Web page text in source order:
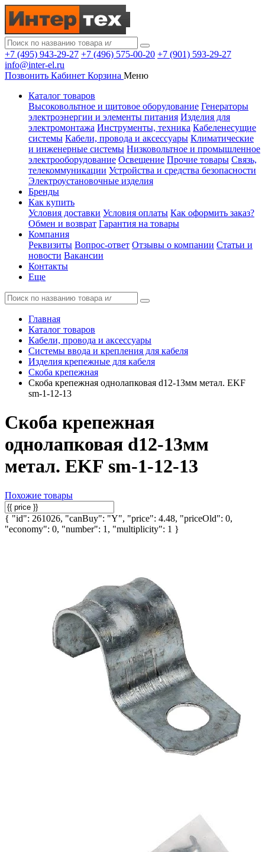
+7 (495) 943-29-27 +7 (496) 575-00-20 +7 (901) 593-29-27
info@inter-el.ru
Позвонить Кабинет Корзина Меню
Каталог товаров
Высоковольтное и щитовое оборудование Генераторы
электроэнергии и элементы питания Изделия для
электромонтажа Инструменты, техника Кабеленесущие
системы Кабели, провода и аксессуары Климатические
и инженерные системы Низковольтное и промышленное
электрооборудование Освещение Прочие товары Связь,
телекоммуникации Устройства и средства безопасности
Электроустановочные изделия
Бренды
Как купить
Условия доставки Условия оплаты Как оформить заказ?
Обмен и возврат Гарантия на товары
Компания
Реквизиты Вопрос-ответ Отзывы о компании Статьи и
новости Вакансии
Контакты
Еще
Главная
Каталог товаров
Кабели, провода и аксессуары
Системы ввода и крепления для кабеля
Изделия крепежные для кабеля
Скоба крепежная
Скоба крепежная однолапковая d12-13мм метал. EKF
sm-1-12-13
Скоба крепежная
однолапковая d12-13мм
метал. EKF sm-1-12-13
Похожие товары
{ "id": 261026, "canBuy": "Y", "price": 4.48, "priceOld": 0,
"economy": 0, "number": 1, "multiplicity": 1 }